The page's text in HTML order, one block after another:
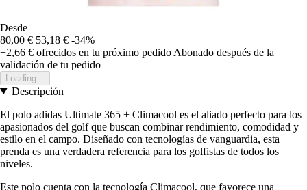
Desde
80,00 € 53,18 € -34%
+2,66 € ofrecidos en tu próximo pedido Abonado después de la
validación de tu pedido
Loading...
Descripción
El polo adidas Ultimate 365 + Climacool es el aliado perfecto para los
apasionados del golf que buscan combinar rendimiento, comodidad y
estilo en el campo. Diseñado con tecnologías de vanguardia, esta
prenda es una verdadera referencia para los golfistas de todos los
niveles.
Este polo cuenta con la tecnología Climacool, que favorece una